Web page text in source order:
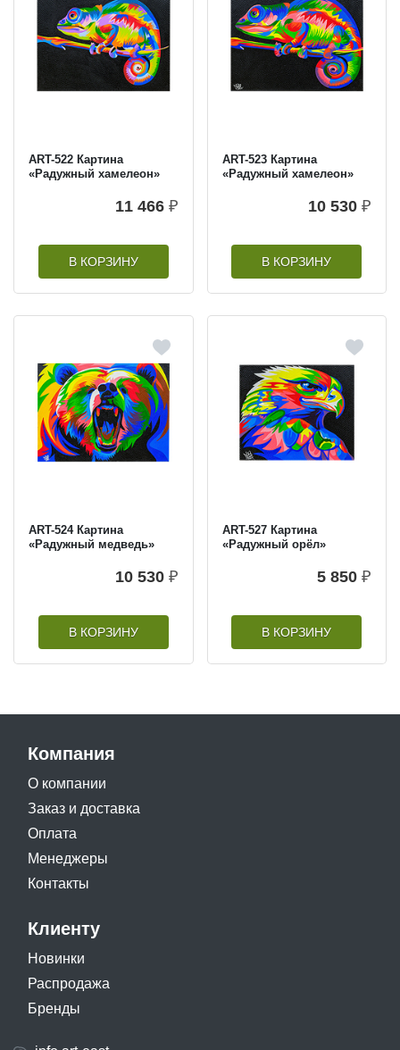
ART-522 Картина
«Радужный хамелеон»
11 466 ₽
В КОРЗИНУ
ART-523 Картина
«Радужный хамелеон»
10 530 ₽
В КОРЗИНУ
ART-524 Картина
«Радужный медведь»
10 530 ₽
В КОРЗИНУ
ART-527 Картина
«Радужный орёл»
5 850 ₽
В КОРЗИНУ
Компания
О компании
Заказ и доставка
Оплата
Менеджеры
Контакты
Клиенту
Новинки
Распродажа
Бренды